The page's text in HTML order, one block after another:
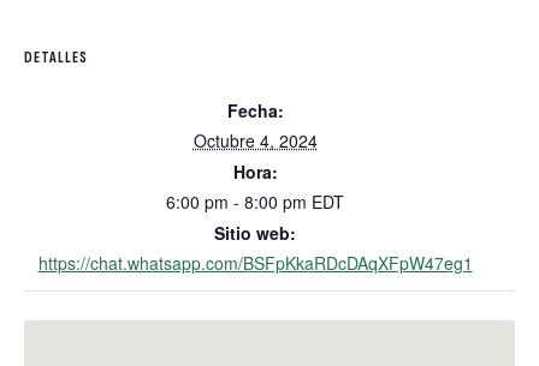
DETALLES
Fecha:
Octubre 4, 2024
Hora:
6:00 pm - 8:00 pm EDT
Sitio web:
https://chat.whatsapp.com/BSFpKkaRDcDAqXFpW47eg1